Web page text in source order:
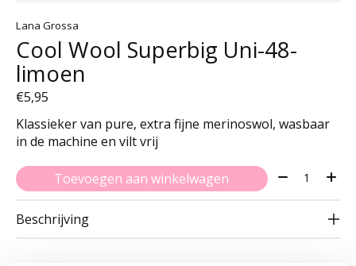
Lana Grossa
Cool Wool Superbig Uni-48-
limoen
€5,95
Klassieker van pure, extra fijne merinoswol, wasbaar
in de machine en vilt vrij
Toevoegen aan winkelwagen Aantal:
Beschrijving